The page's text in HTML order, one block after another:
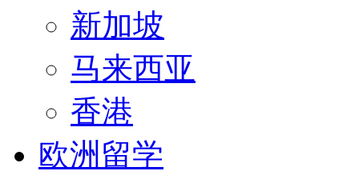
新加坡
马来西亚
香港
欧洲留学